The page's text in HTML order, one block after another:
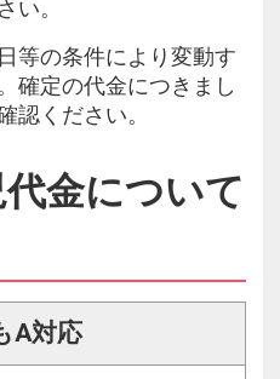
い。
等の条件により変動す
確定の代金につきまし
認ください。
金について
A対応